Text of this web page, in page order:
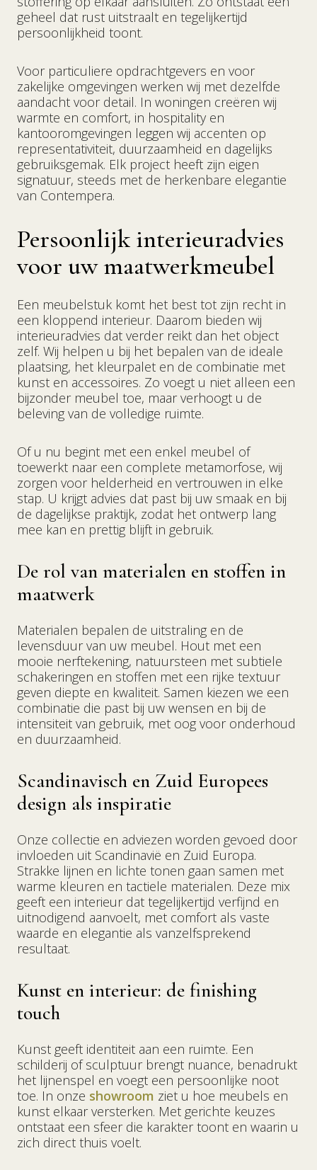
geheel dat rust uitstraalt en tegelijkertijd
persoonlijkheid toont.
Voor particuliere opdrachtgevers en voor
zakelijke omgevingen werken wij met dezelfde
aandacht voor detail. In woningen creëren wij
warmte en comfort, in hospitality en
kantooromgevingen leggen wij accenten op
representativiteit, duurzaamheid en dagelijks
gebruiksgemak. Elk project heeft zijn eigen
signatuur, steeds met de herkenbare elegantie
van Contempera.
Persoonlijk interieuradvies
voor uw maatwerkmeubel
Een meubelstuk komt het best tot zijn recht in
een kloppend interieur. Daarom bieden wij
interieuradvies dat verder reikt dan het object
zelf. Wij helpen u bij het bepalen van de ideale
plaatsing, het kleurpalet en de combinatie met
kunst en accessoires. Zo voegt u niet alleen een
bijzonder meubel toe, maar verhoogt u de
beleving van de volledige ruimte.
Of u nu begint met een enkel meubel of
toewerkt naar een complete metamorfose, wij
zorgen voor helderheid en vertrouwen in elke
stap. U krijgt advies dat past bij uw smaak en bij
de dagelijkse praktijk, zodat het ontwerp lang
mee kan en prettig blijft in gebruik.
De rol van materialen en stoffen in
maatwerk
Materialen bepalen de uitstraling en de
levensduur van uw meubel. Hout met een
mooie nerftekening, natuursteen met subtiele
schakeringen en stoffen met een rijke textuur
geven diepte en kwaliteit. Samen kiezen we een
combinatie die past bij uw wensen en bij de
intensiteit van gebruik, met oog voor onderhoud
en duurzaamheid.
Scandinavisch en Zuid Europees
design als inspiratie
Onze collectie en adviezen worden gevoed door
invloeden uit Scandinavië en Zuid Europa.
Strakke lijnen en lichte tonen gaan samen met
warme kleuren en tactiele materialen. Deze mix
geeft een interieur dat tegelijkertijd verfijnd en
uitnodigend aanvoelt, met comfort als vaste
waarde en elegantie als vanzelfsprekend
resultaat.
Kunst en interieur: de finishing
touch
Kunst geeft identiteit aan een ruimte. Een
schilderij of sculptuur brengt nuance, benadrukt
het lijnenspel en voegt een persoonlijke noot
toe. In onze showroom ziet u hoe meubels en
kunst elkaar versterken. Met gerichte keuzes
ontstaat een sfeer die karakter toont en waarin u
zich direct thuis voelt.